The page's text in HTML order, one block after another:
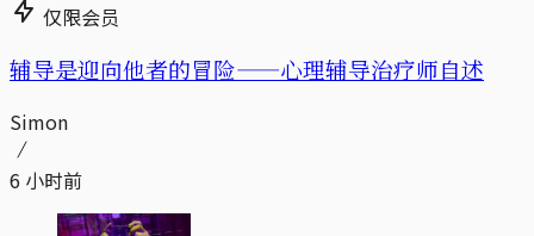
仅限会员
辅导是迎向他者的冒险——心理辅导治疗师自述
Simon
6 小时前